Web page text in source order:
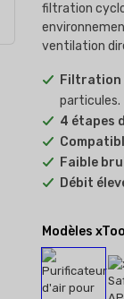
filtration
ventilation
Filtration
particules.
4 étapes
Faible
Débit
Modèles